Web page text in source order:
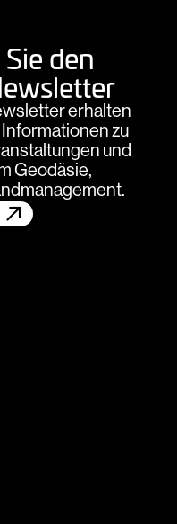
den
erhalten
zu
und
Geodäsie,